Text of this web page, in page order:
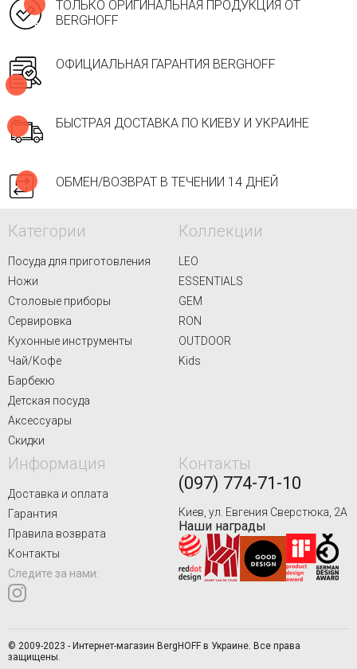
ТОЛЬКО ОРИГИНАЛЬНАЯ ПРОДУКЦИЯ ОТ
BERGHOFF
ОФИЦИАЛЬНАЯ ГАРАНТИЯ BERGHOFF
БЫСТРАЯ ДОСТАВКА ПО КИЕВУ И УКРАИНЕ
ОБМЕН/ВОЗВРАТ В ТЕЧЕНИИ 14 ДНЕЙ
Категории
Посуда для приготовления
Ножи
Столовые приборы
Сервировка
Кухонные инструменты
Чай/Кофе
Барбекю
Детская посуда
Аксессуары
Скидки
Коллекции
LEO
ESSENTIALS
GEM
RON
OUTDOOR
Kids
Информация
Доставка и оплата
Гарантия
Правила возврата
Контакты
Следите за нами:
Контакты
(097) 774-71-10
Киев, ул. Евгения Сверстюка, 2А
Наши награды
© 2009-2023 - Интернет-магазин BergHOFF в Украине. Все права
защищены.